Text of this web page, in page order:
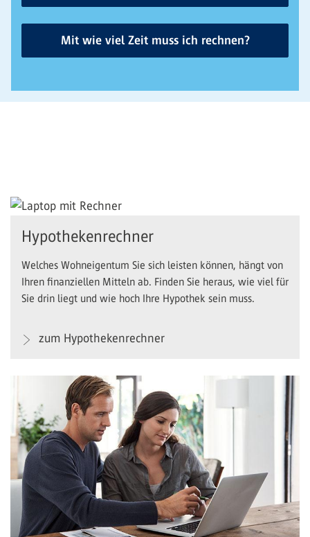
Mit wie viel Zeit muss ich rechnen?
Hypothekenrechner
Welches Wohneigentum Sie sich leisten können, hängt von
Ihren finanziellen Mitteln ab. Finden Sie heraus, wie viel für
Sie drin liegt und wie hoch Ihre Hypothek sein muss.
zum Hypothekenrechner